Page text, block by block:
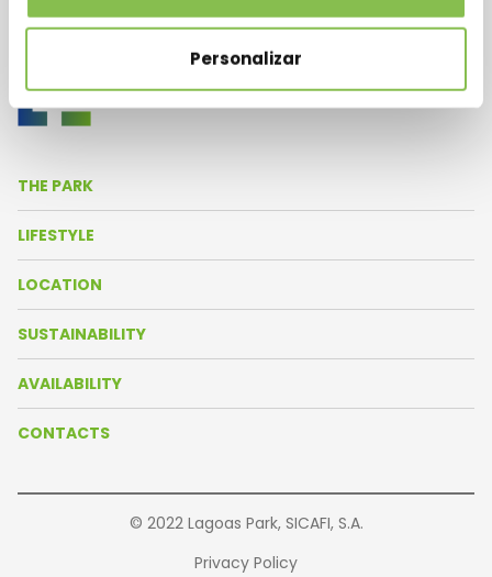
Personalizar
THE PARK
About Us
Life in the Park
Resident Companies
Our Partners
LIFESTYLE
News
Agenda
LOCATION
Park Map
Oeiras Valley
SUSTAINABILITY
AVAILABILITY
Brochure
CONTACTS
© 2022 Lagoas Park, SICAFI, S.A.
Privacy Policy